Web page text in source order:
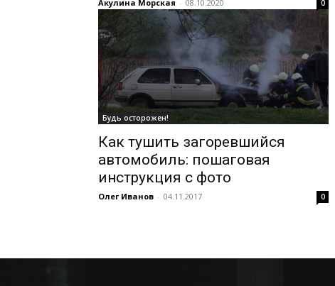
Акулина Морская - 08.10.2020 0
Будь осторожен!
Как тушить загоревшийся
автомобиль: пошаговая
инструкция с фото
Олег Иванов - 04.11.2017 0